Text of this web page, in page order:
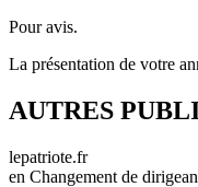
Pour avis.
La présentation de votre
AUTRES
lepatriote.fr
en Changement de